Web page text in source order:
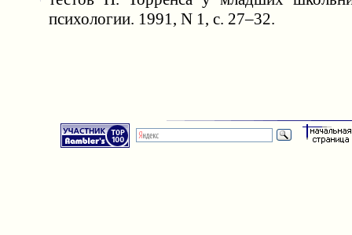
психологии. 1991, N 1, с. 27–32.